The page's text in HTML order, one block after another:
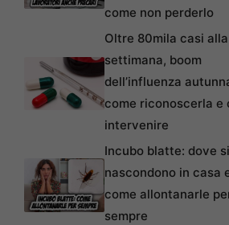
come non perderlo
Oltre 80mila casi alla
settimana, boom
dell’influenza
come riconoscerla e
intervenire
Incubo blatte: dove si
nascondono in casa
come allontanarle
sempre